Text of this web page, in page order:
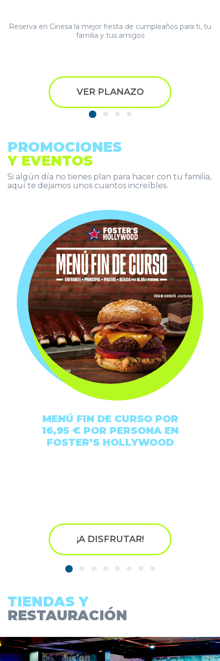
Reserva en Cinesa la mejor fiesta de cumpleaños para ti, tu
familia y tus amigos
VER PLANAZO
PROMOCIONES
Y EVENTOS
Si algún día no tienes plan para hacer con tu familia,
aquí te dejamos unos cuantos increíbles.
MENÚ FIN DE CURSO POR
16,95 € POR PERSONA EN
FOSTER’S HOLLYWOOD
¡A DISFRUTAR!
TIENDAS Y
RESTAURACIÓN